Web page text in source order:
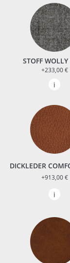
STOFF WOLLY
+233,00 €
DICKLEDER
+913,00 €